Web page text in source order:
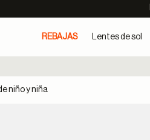
REBAJAS Lentes de sol
niño y niña